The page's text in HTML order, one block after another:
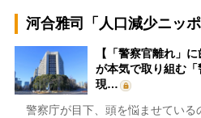
河合雅司「人口減少ニッポ
【「警察官離れ」
が本気で取り組む
現…
警察庁が目下、頭を悩ませている